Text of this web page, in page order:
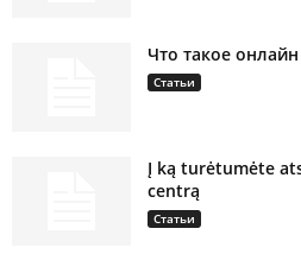
Что такое
Статьи
Į ką turėtumėte
centrą
Статьи